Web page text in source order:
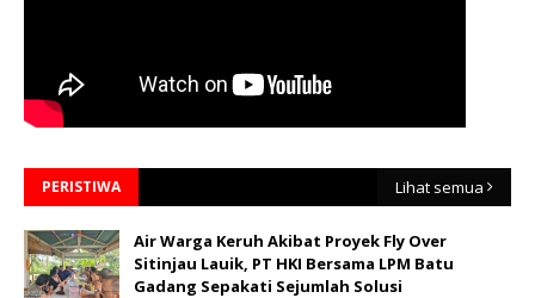
PERISTIWA Lihat semua
Air Warga Keruh Akibat Proyek Fly Over
Sitinjau Lauik, PT HKI Bersama LPM Batu
Gadang Sepakati Sejumlah Solusi